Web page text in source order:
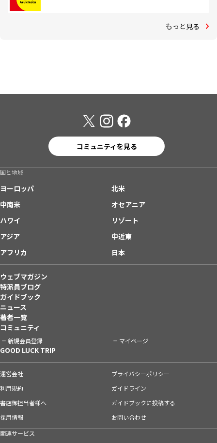
もっと見る
コミュニティを見る
国と地域
ヨーロッパ
北米
中南米
オセアニア
ハワイ
リゾート
アジア
中近東
アフリカ
日本
ウェブマガジン
特派員ブログ
ガイドブック
ニュース
著者一覧
コミュニティ
新規会員登録 マイページ
GOOD LUCK TRIP
運営会社
プライバシーポリシー
利用規約
ガイドライン
書店御担当者様へ
ガイドブックに投稿する
採用情報
お問い合わせ
関連サービス